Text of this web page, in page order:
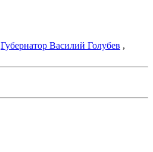
Губернатор Василий Голубев ,